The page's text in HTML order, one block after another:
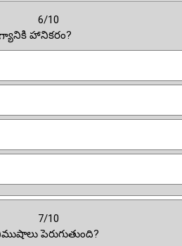
6/10
హానికరం?
7/10
పెరుగుతుంది?